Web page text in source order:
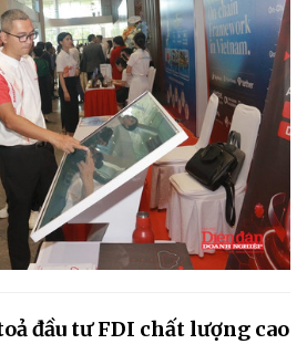
đầu tư FDI chất lượng cao